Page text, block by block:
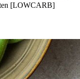
[LOWCARB]